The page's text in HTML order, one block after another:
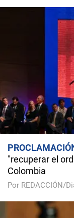
"recuperar el
Colombia
Por REDACCIÓN/